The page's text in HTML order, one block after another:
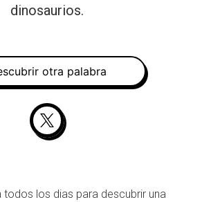
dinosaurios.
otra palabra
todos los dias para descubrir una